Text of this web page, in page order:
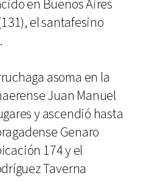
en Buenos Aires
el santafesino
asoma en la
Juan Manuel
y ascendió hasta
Genaro
174 y el
Taverna